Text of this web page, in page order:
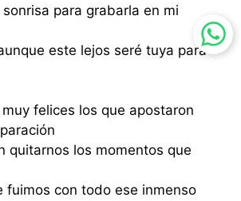
para grabarla en mi
este lejos seré tuya para
felices los que apostaron
quitarnos los momentos que
fuimos con todo ese inmenso